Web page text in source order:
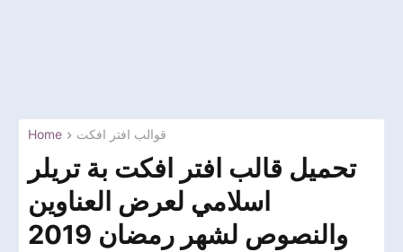
Home قوالب افتر افكت
تحميل قالب افتر افكت بة تريلر
اسلامي لعرض العناوين
والنصوص لشهر رمضان 2019